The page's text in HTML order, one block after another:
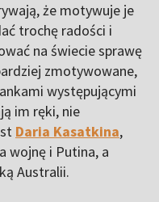
że motywuje je
trochę radości i
na świecie sprawę
zmotywowane,
występującymi
im ręki, nie
Daria Kasatkina,
wojnę i Putina, a
Australii.